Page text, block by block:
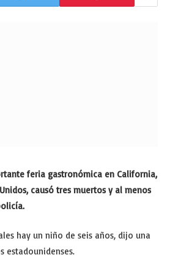
feria gastronómica en California,
causó tres muertos y al menos
hay un niño de seis años, dijo una
estadounidenses.